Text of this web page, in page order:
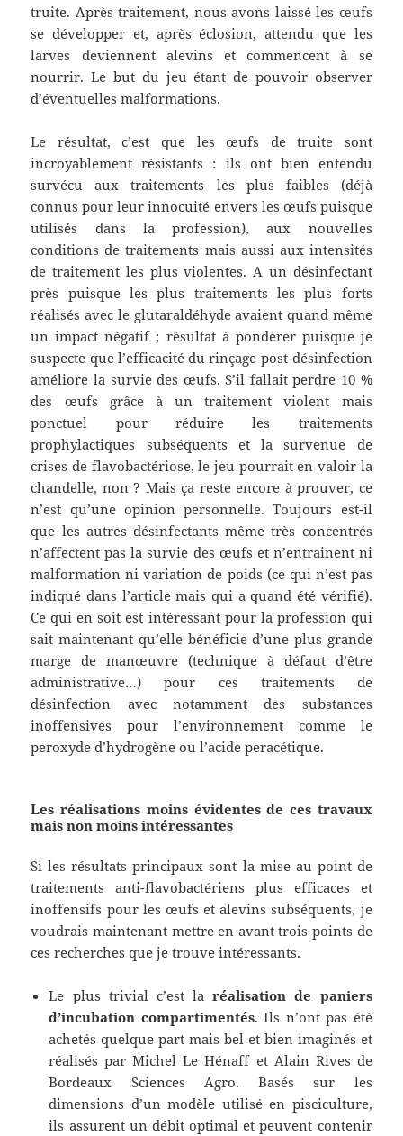
truite. Après traitement, nous avons laissé les œufs
se développer et, après éclosion, attendu que les
larves deviennent alevins et commencent à se
nourrir. Le but du jeu étant de pouvoir observer
d’éventuelles malformations.
Le résultat, c’est que les œufs de truite sont
incroyablement résistants : ils ont bien entendu
survécu aux traitements les plus faibles (déjà
connus pour leur innocuité envers les œufs puisque
utilisés dans la profession), aux nouvelles
conditions de traitements mais aussi aux intensités
de traitement les plus violentes. A un désinfectant
près puisque les plus traitements les plus forts
réalisés avec le glutaraldéhyde avaient quand même
un impact négatif ; résultat à pondérer puisque je
suspecte que l’efficacité du rinçage post-désinfection
améliore la survie des œufs. S’il fallait perdre 10 %
des œufs grâce à un traitement violent mais
ponctuel pour réduire les traitements
prophylactiques subséquents et la survenue de
crises de flavobactériose, le jeu pourrait en valoir la
chandelle, non ? Mais ça reste encore à prouver, ce
n’est qu’une opinion personnelle. Toujours est-il
que les autres désinfectants même très concentrés
n’affectent pas la survie des œufs et n’entrainent ni
malformation ni variation de poids (ce qui n’est pas
indiqué dans l’article mais qui a quand été vérifié).
Ce qui en soit est intéressant pour la profession qui
sait maintenant qu’elle bénéficie d’une plus grande
marge de manœuvre (technique à défaut d’être
administrative…) pour ces traitements de
désinfection avec notamment des substances
inoffensives pour l’environnement comme le
peroxyde d’hydrogène ou l’acide peracétique.
Les réalisations moins évidentes de ces travaux
mais non moins intéressantes
Si les résultats principaux sont la mise au point de
traitements anti-flavobactériens plus efficaces et
inoffensifs pour les œufs et alevins subséquents, je
voudrais maintenant mettre en avant trois points de
ces recherches que je trouve intéressants.
Le plus trivial c’est laréalisation de paniers
d’incubation compartimentés. Ils n’ont pas été
achetés quelque part mais bel et bien imaginés et
réalisés par Michel Le Hénaff et Alain Rives de
Bordeaux Sciences Agro. Basés sur les
dimensions d’un modèle utilisé en pisciculture,
ils assurent un débit optimal et peuvent contenir